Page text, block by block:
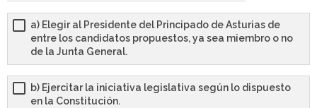
a) Elegir al Presidente del Principado de Asturias de
entre los candidatos propuestos, ya sea miembro o no
de la Junta General.
b) Ejercitar la iniciativa legislativa según lo dispuesto
en la Constitución.